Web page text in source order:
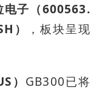
电子（600563.
）
，板块呈现
） GB300已将